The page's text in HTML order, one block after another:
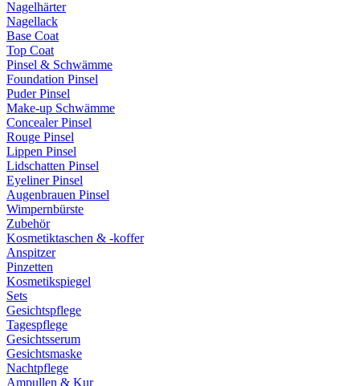
Nagelhärter
Nagellack
Base Coat
Top Coat
Pinsel & Schwämme
Foundation Pinsel
Puder Pinsel
Make-up Schwämme
Concealer Pinsel
Rouge Pinsel
Lippen Pinsel
Lidschatten Pinsel
Eyeliner Pinsel
Augenbrauen Pinsel
Wimpernbürste
Zubehör
Kosmetiktaschen & -koffer
Anspitzer
Pinzetten
Kosmetikspiegel
Sets
Gesichtspflege
Tagespflege
Gesichtsserum
Gesichtsmaske
Nachtpflege
Ampullen & Kur